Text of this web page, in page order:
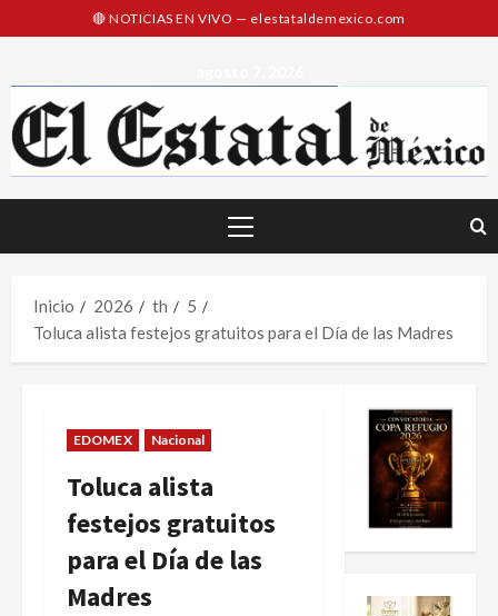
al
Menú
Inicio 2026 th
5
Toluca alista festejos gratuitos para el Día de las Madres
EDOMEX Nacional
Toluca alista
festejos gratuitos
para el Día de las
Madres